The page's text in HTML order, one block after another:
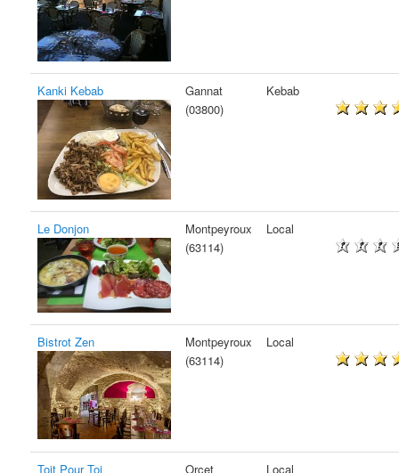
Kanki Kebab
Gannat
(03800)
Kebab
Le Donjon
Montpeyroux
(63114)
Local
Bistrot Zen
Montpeyroux
(63114)
Local
Toit Pour Toi Orcet Local